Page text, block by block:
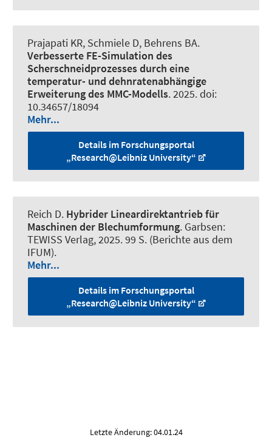
Prajapati KR, Schmiele D, Behrens BA.
Verbesserte FE-Simulation des
Scherschneidprozesses durch eine
temperatur- und dehnratenabhängige
Erweiterung des MMC-Modells. 2025. doi:
10.34657/18094
Mehr...
Details im Forschungsportal
„Research@Leibniz University“
Reich D. Hybrider Lineardirektantrieb für
Maschinen der Blechumformung. Garbsen:
TEWISS Verlag, 2025. 99 S. (Berichte aus dem
IFUM).
Mehr...
Details im Forschungsportal
„Research@Leibniz University“
Letzte Änderung: 04.01.24